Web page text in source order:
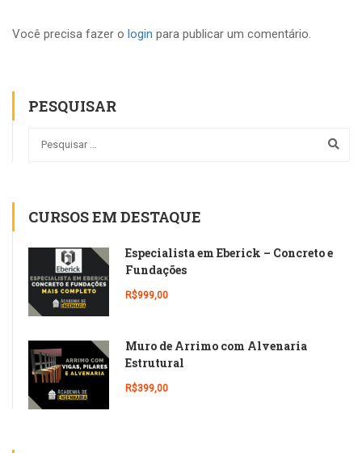
Você precisa fazer o login para publicar um comentário.
PESQUISAR
CURSOS EM DESTAQUE
Especialista em Eberick – Concreto e
Fundações
R$999,00
Muro de Arrimo com Alvenaria
Estrutural
R$399,00